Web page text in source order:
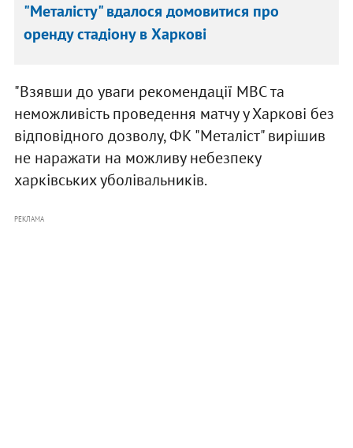
"Металісту" вдалося домовитися про
оренду стадіону в Харкові
"Взявши до уваги рекомендації МВС та
неможливість проведення матчу у Харкові без
відповідного дозволу, ФК "Металіст" вирішив
не наражати на можливу небезпеку
харківських уболівальників.
РЕКЛАМА